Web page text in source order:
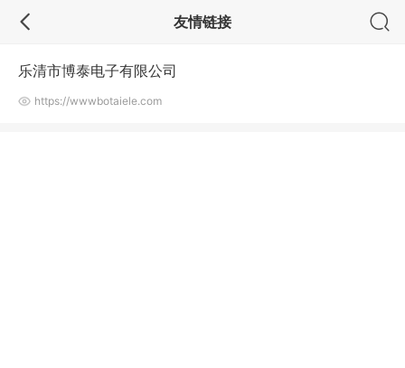
友情链接
乐清市博泰电子有限公司
https://wwwbotaiele.com